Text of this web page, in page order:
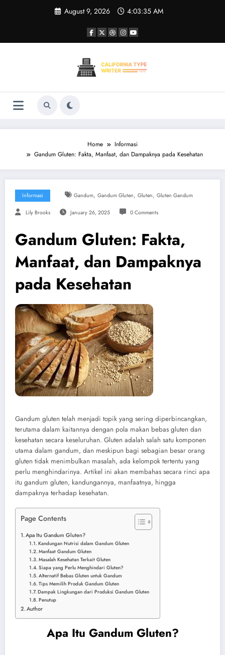
August 9, 2026 4:03:35 AM
Home
Informasi
Gandum Gluten: Fakta, Manfaat, dan Dampaknya pada Kesehatan
Informasi Gandum, Gandum Gluten, Gluten, Gluten Gandum
Lily Brooks January 26, 2025 0 Comments
Gandum Gluten: Fakta,
Manfaat, dan Dampaknya
pada Kesehatan
Gandum gluten telah menjadi topik yang sering diperbincangkan,
terutama dalam kaitannya dengan pola makan bebas gluten dan
kesehatan secara keseluruhan. Gluten adalah salah satu komponen
utama dalam gandum, dan meskipun bagi sebagian besar orang
gluten tidak menimbulkan masalah, ada kelompok tertentu yang
perlu menghindarinya. Artikel ini akan membahas secara rinci apa
itu gandum gluten, kandungannya, manfaatnya, hingga
dampaknya terhadap kesehatan.
Page Contents
Apa Itu Gandum Gluten?
Kandungan Nutrisi dalam Gandum Gluten
Manfaat Gandum Gluten
Masalah Kesehatan Terkait Gluten
Siapa yang Perlu Menghindari Gluten?
Alternatif Bebas Gluten untuk Gandum
Tips Memilih Produk Gandum Gluten
Dampak Lingkungan dari Produksi Gandum Gluten
Penutup
Author
Apa Itu Gandum Gluten?